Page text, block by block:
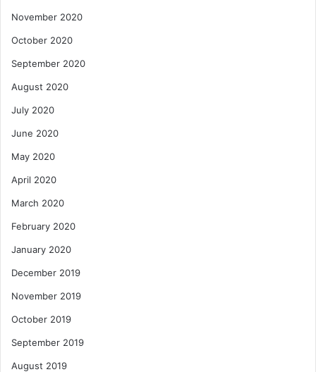
November 2020
October 2020
September 2020
August 2020
July 2020
June 2020
May 2020
April 2020
March 2020
February 2020
January 2020
December 2019
November 2019
October 2019
September 2019
August 2019